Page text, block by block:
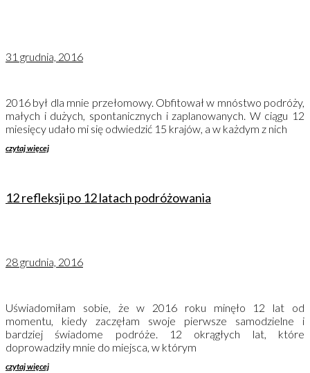
31 grudnia, 2016
2016 był dla mnie przełomowy. Obfitował w mnóstwo podróży,
małych i dużych, spontanicznych i zaplanowanych. W ciągu 12
miesięcy udało mi się odwiedzić 15 krajów, a w każdym z nich
czytaj więcej
12 refleksji po 12 latach podróżowania
28 grudnia, 2016
Uświadomiłam sobie, że w 2016 roku minęło 12 lat od
momentu, kiedy zaczęłam swoje pierwsze samodzielne i
bardziej świadome podróże. 12 okrągłych lat, które
doprowadziły mnie do miejsca, w którym
czytaj więcej